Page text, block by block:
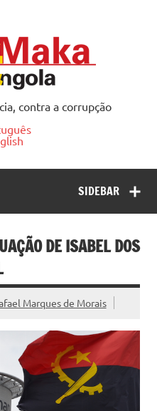
contra a corrupção
SIDEBAR
DE ISABEL DOS
Marques de Morais